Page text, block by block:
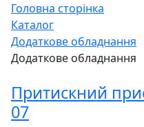
Головна сторінка
Каталог
Додаткове обладнання
Додаткове обладнання
Притискний
07